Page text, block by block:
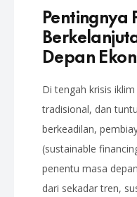
Pentingnya
Depan
Di tengah krisis
tradisional, dan
berkeadilan,
(sustainable
penentu masa
dari sekadar tren,